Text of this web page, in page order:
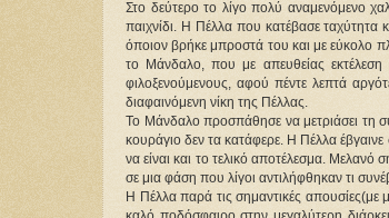
Στο δεύτερο το λίγο πολύ αναμενόμενο
παιχνίδι. Η Πέλλα που κατέβασε
όποιον βρήκε μπροστά του και με εύκολο
το Μάνδαλο, που με απευθείας
φιλοξενούμενους, αφού πέντε λεπτά
διαφαινόμενη νίκη της Πέλλας.
Το Μάνδαλο προσπάθησε να μετριάσει τη
κουράγιο δεν τα κατάφερε. Η Πέλλα έβγαινε
να είναι και το τελικό αποτέλεσμα.
σε μια φάση που λίγοι αντιλήφθηκαν τι
Η Πέλλα παρά τις σημαντικές απουσίες(με